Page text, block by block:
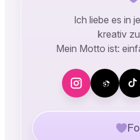
Ich liebe es in
kreativ
Mein Motto ist: